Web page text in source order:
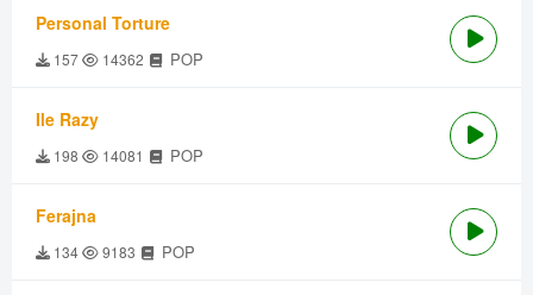
Personal Torture
157 14362 POP
Ile Razy
198 14081 POP
Ferajna
134 9183 POP